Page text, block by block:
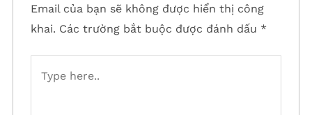
Email của bạn sẽ không được hiển thị công
khai. Các trường bắt buộc được đánh dấu *